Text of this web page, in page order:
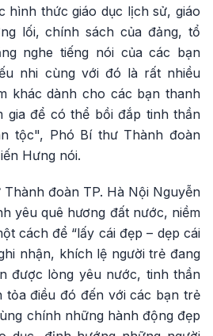
hình thức giáo dục lịch sử, giáo
lối, chính sách của đảng, tổ
nghe tiếng nói của các bạn
nhi cùng với đó là rất nhiều
khác dành cho các bạn thanh
gia để có thể bồi đắp tinh thần
tộc", Phó Bí thư Thành đoàn
Hưng nói.
đoàn TP. Hà Nội Nguyễn
yêu quê hương đất nước, niềm
cách để “lấy cái đẹp – dẹp cái
nhận, khích lệ người trẻ đang
được lòng yêu nước, tinh thần
tỏa điều đó đến với các bạn trẻ
chính những hành động đẹp